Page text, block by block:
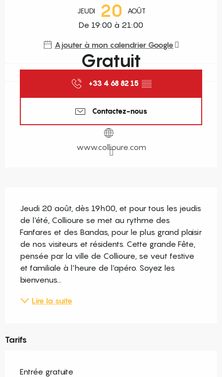
JEUDI 20 AOÛT
De 19:00 à 21:00
Ajouter à mon calendrier Google
Gratuit
+33 4 68 82 15 ▒▒
Contactez-nous
www.collioure.com
Jeudi 20 août, dès 19h00, et pour tous les jeudis
de l'été, Collioure se met au rythme des
Fanfares et des Bandas, pour le plus grand plaisir
de nos visiteurs et résidents. Cette grande Fête,
pensée par la ville de Collioure, se veut festive
et familiale à l'heure de l'apéro. Soyez les
bienvenus...
Lire la suite
Tarifs
Entrée gratuite